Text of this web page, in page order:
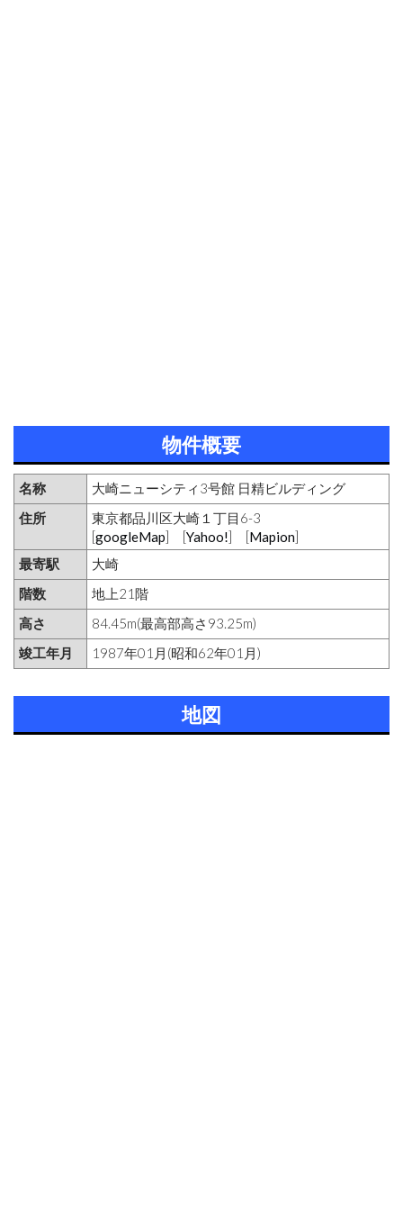
物件概要
名称
大崎ニューシティ3号館 日精ビルディング
住所
東京都品川区大崎１丁目6-3
[googleMap] [Yahoo!] [Mapion]
最寄駅
大崎
階数
地上21階
高さ
84.45m(最高部高さ93.25m)
竣工年月
1987年01月(昭和62年01月)
地図